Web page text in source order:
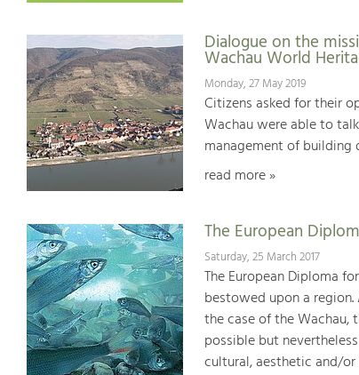
Dialogue on the
Wachau World
Monday, 27 May 2019
Citizens asked for their
Wachau were able to
management of building
read more »
The European
Saturday, 25 March 2017
The European Diploma
bestowed upon a
the case of the Wachau,
possible but
cultural, aesthetic and/